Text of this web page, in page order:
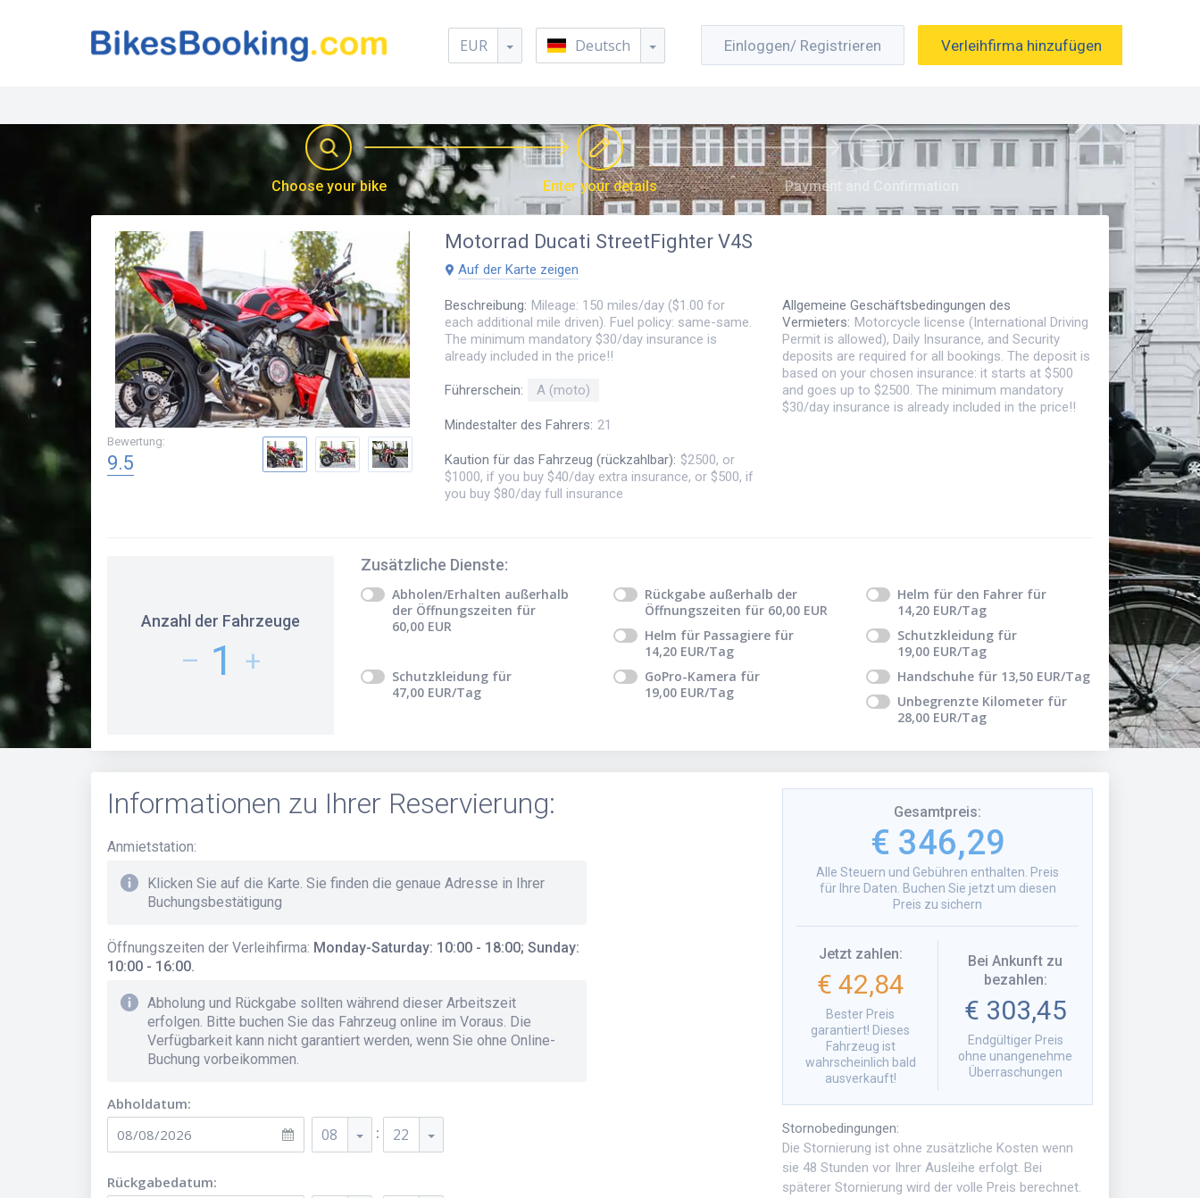
EUR Deutsch Einloggen/ Registrieren Verleihfirma hinzufügen
Choose your bike Enter your details Payment and Confirmation
Bewertung:
9.5
Motorrad Ducati StreetFighter V4S
Auf der Karte zeigen
Beschreibung: Mileage: 150 miles/day ($1.00 for
each additional mile driven). Fuel policy: same-same.
The minimum mandatory $30/day insurance is
already included in the price!!
Führerschein: A (moto)
Mindestalter des Fahrers: 21
Kaution für das Fahrzeug (rückzahlbar): $2500, or
$1000, if you buy $40/day extra insurance, or $500, if
you buy $80/day full insurance
Allgemeine Geschäftsbedingungen des
Vermieters: Motorcycle license (International Driving
Permit is allowed), Daily Insurance, and Security
deposits are required for all bookings. The deposit is
based on your chosen insurance: it starts at $500
and goes up to $2500. The minimum mandatory
$30/day insurance is already included in the price!!
Anzahl der Fahrzeuge
– 1 +
Zusätzliche Dienste:
Abholen/Erhalten außerhalb
der Öffnungszeiten für
60,00 EUR
Rückgabe außerhalb der
Öffnungszeiten für 60,00 EUR
Helm für den Fahrer für
14,20 EUR/Tag
Helm für Passagiere für
14,20 EUR/Tag
Schutzkleidung für
19,00 EUR/Tag
Schutzkleidung für
47,00 EUR/Tag
GoPro-Kamera für
19,00 EUR/Tag
Handschuhe für 13,50 EUR/Tag
Unbegrenzte Kilometer für
28,00 EUR/Tag
Informationen zu Ihrer Reservierung:
Anmietstation:
Klicken Sie auf die Karte. Sie finden die genaue Adresse in Ihrer
Buchungsbestätigung
Öffnungszeiten der Verleihfirma: Monday-Saturday: 10:00 - 18:00; Sunday:
10:00 - 16:00.
Abholung und Rückgabe sollten während dieser Arbeitszeit
erfolgen. Bitte buchen Sie das Fahrzeug online im Voraus. Die
Verfügbarkeit kann nicht garantiert werden, wenn Sie ohne Online-
Buchung vorbeikommen.
Abholdatum:
08 : 22
Rückgabedatum:
Gesamtpreis:
€ 346,29
Alle Steuern und Gebühren enthalten. Preis
für Ihre Daten. Buchen Sie jetzt um diesen
Preis zu sichern
Jetzt zahlen:
€ 42,84
Bester Preis
garantiert! Dieses
Fahrzeug ist
wahrscheinlich bald
ausverkauft!
Bei Ankunft zu
bezahlen:
€ 303,45
Endgültiger Preis
ohne unangenehme
Überraschungen
Stornobedingungen:
Die Stornierung ist ohne zusätzliche Kosten wenn
sie 48 Stunden vor Ihrer Ausleihe erfolgt. Bei
späterer Stornierung wird der volle Preis berechnet.